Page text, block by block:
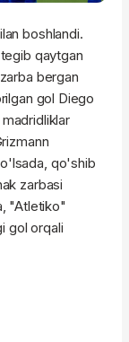
boshlandi.
qaytgan
bergan
gol Diego
qo'shib
zarbasi
"Atletiko"
gol orqali